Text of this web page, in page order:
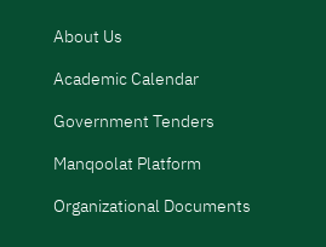
About Us
Academic Calendar
Government Tenders
Manqoolat Platform
Organizational Documents